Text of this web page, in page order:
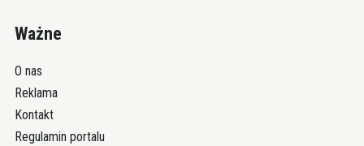
Ważne
O nas
Reklama
Kontakt
Regulamin portalu